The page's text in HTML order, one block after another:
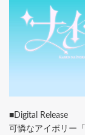
■Digital Release
可憐なアイボリー